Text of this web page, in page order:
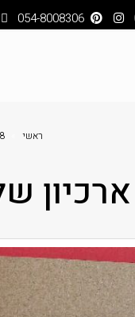
054-8008306
ראשי
ארכיון